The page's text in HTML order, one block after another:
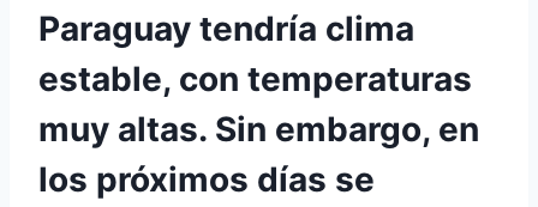
Paraguay tendría clima
estable, con temperaturas
muy altas. Sin embargo, en
los próximos días se